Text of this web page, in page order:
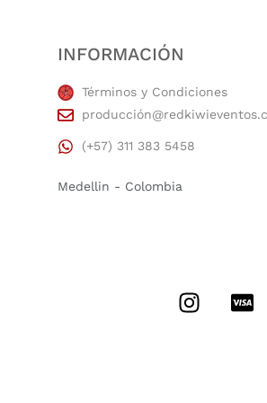
INFORMACIÓN
Términos y Condiciones
(+57) 311 383 5458
Medellin - Colombia